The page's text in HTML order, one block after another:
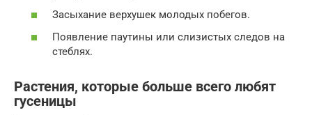
Засыхание верхушек молодых побегов.
Появление паутины или слизистых следов на
стеблях.
Растения, которые больше всего любят
гусеницы